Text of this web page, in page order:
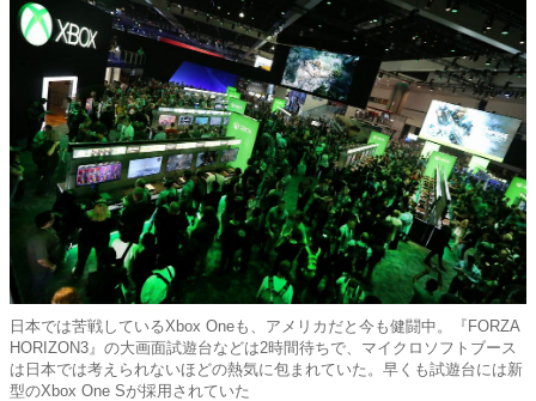
日本では苦戦しているXbox Oneも、アメリカだと今も健闘中。『FORZA
HORIZON3』の大画面試遊台などは2時間待ちで、マイクロソフトブース
は日本では考えられないほどの熱気に包まれていた。早くも試遊台には新
型のXbox One Sが採用されていた